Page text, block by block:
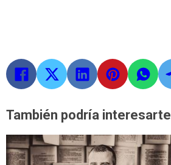
También podría interesarte